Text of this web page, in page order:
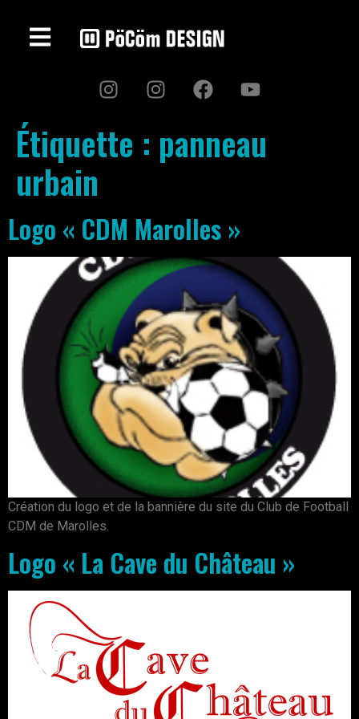
Étiquette : panneau
urbain
Logo « CDM Marolles »
Création du logo et de la bannière du site du Club de Football
CDM de Marolles.
Logo « La Cave du Château »